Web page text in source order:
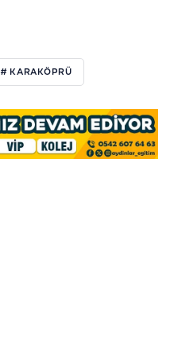
# KARAKÖPRÜ